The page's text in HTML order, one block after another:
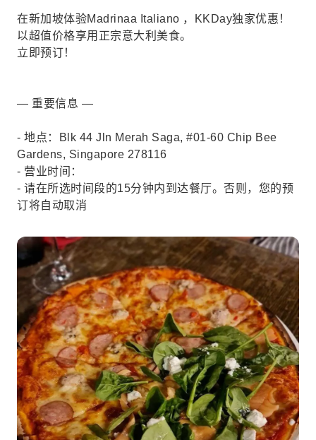
在新加坡体验Madrinaa Italiano ，KKDay独家优惠！
以超值价格享用正宗意大利美食。
立即预订！
— 重要信息 —
- 地点：Blk 44 Jln Merah Saga, #01-60 Chip Bee
Gardens, Singapore 278116
- 营业时间：
- 请在所选时间段的15分钟内到达餐厅。否则，您的预
订将自动取消